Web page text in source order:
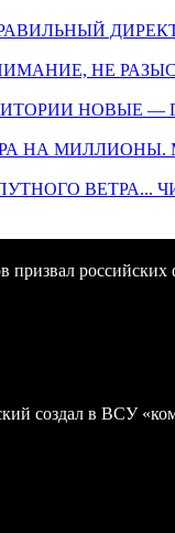
НЕ
НОВЫЕ —
НА
ВЕТРА...
призвал российских
создал в ВСУ